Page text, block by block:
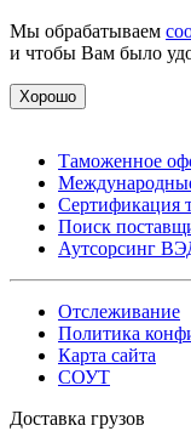
Мы обрабатываем
и чтобы Вам было
Хорошо
Таможенное
Сертификация
Поиск
Аутсорсинг
Отслеживание
Политика
Карта сайта
СОУТ
Доставка грузов